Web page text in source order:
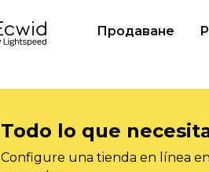
Продаване
Todo lo que
Configure una tienda en línea